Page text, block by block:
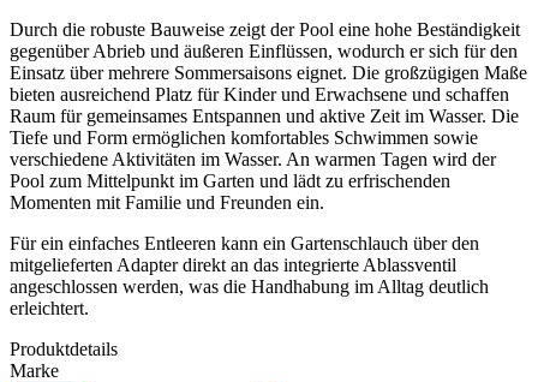
Durch die robuste Bauweise zeigt der Pool eine hohe Beständigkeit
gegenüber Abrieb und äußeren Einflüssen, wodurch er sich für den
Einsatz über mehrere Sommersaisons eignet. Die großzügigen Maße
bieten ausreichend Platz für Kinder und Erwachsene und schaffen
Raum für gemeinsames Entspannen und aktive Zeit im Wasser. Die
Tiefe und Form ermöglichen komfortables Schwimmen sowie
verschiedene Aktivitäten im Wasser. An warmen Tagen wird der
Pool zum Mittelpunkt im Garten und lädt zu erfrischenden
Momenten mit Familie und Freunden ein.
Für ein einfaches Entleeren kann ein Gartenschlauch über den
mitgelieferten Adapter direkt an das integrierte Ablassventil
angeschlossen werden, was die Handhabung im Alltag deutlich
erleichtert.
Produktdetails
Marke